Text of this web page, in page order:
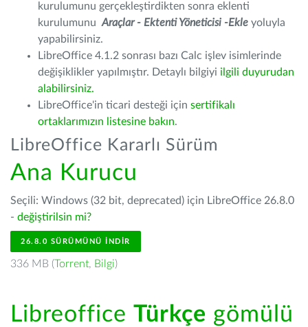
kurulumunu gerçekleştirdikten sonra eklenti
kurulumunu Araçlar - Ektenti Yöneticisi -Ekle yoluyla
yapabilirsiniz.
LibreOffice 4.1.2 sonrası bazı Calc işlev isimlerinde
değişiklikler yapılmıştır. Detaylı bilgiyi ilgili duyurudan
alabilirsiniz.
LibreOffice'in ticari desteği için sertifikalı
ortaklarımızın listesine bakın.
LibreOffice Kararlı Sürüm
Ana Kurucu
Seçili: Windows (32 bit, deprecated) için LibreOffice 26.8.0
- değiştirilsin mi?
26.8.0 SÜRÜMÜNÜ İNDIR
336 MB (Torrent, Bilgi)
Libreoffice Türkçe gömülü